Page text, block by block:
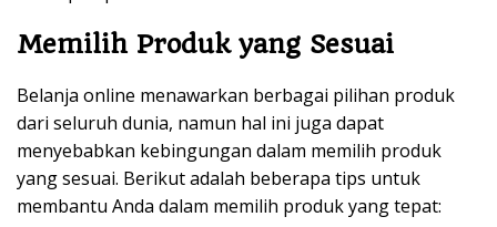
Memilih Produk yang Sesuai
Belanja online menawarkan berbagai pilihan produk
dari seluruh dunia, namun hal ini juga dapat
menyebabkan kebingungan dalam memilih produk
yang sesuai. Berikut adalah beberapa tips untuk
membantu Anda dalam memilih produk yang tepat: